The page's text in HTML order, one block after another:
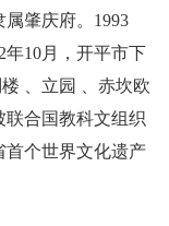
肇庆府。1993
10月，开平市下
、立园 、赤坎欧
联合国教科文组织
首个世界文化遗产